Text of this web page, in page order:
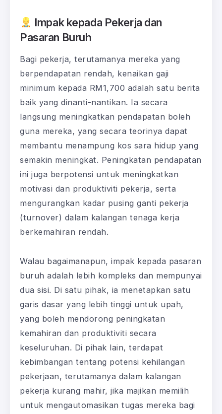
Impak kepada Pekerja dan
Pasaran Buruh
Bagi pekerja, terutamanya mereka yang
berpendapatan rendah, kenaikan gaji
minimum kepada RM1,700 adalah satu berita
baik yang dinanti-nantikan. Ia secara
langsung meningkatkan pendapatan boleh
guna mereka, yang secara teorinya dapat
membantu menampung kos sara hidup yang
semakin meningkat. Peningkatan pendapatan
ini juga berpotensi untuk meningkatkan
motivasi dan produktiviti pekerja, serta
mengurangkan kadar pusing ganti pekerja
(turnover) dalam kalangan tenaga kerja
berkemahiran rendah.
Walau bagaimanapun, impak kepada pasaran
buruh adalah lebih kompleks dan mempunyai
dua sisi. Di satu pihak, ia menetapkan satu
garis dasar yang lebih tinggi untuk upah,
yang boleh mendorong peningkatan
kemahiran dan produktiviti secara
keseluruhan. Di pihak lain, terdapat
kebimbangan tentang potensi kehilangan
pekerjaan, terutamanya dalam kalangan
pekerja kurang mahir, jika majikan memilih
untuk mengautomasikan tugas mereka bagi